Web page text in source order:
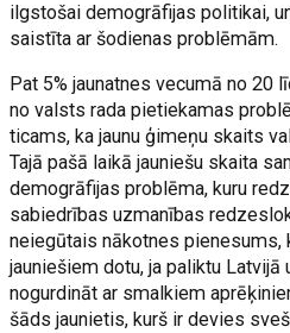
ilgstošai demogrāfijas politikai,
saistīta ar šodienas problēmām.
Pat 5% jaunatnes vecumā no 20
no valsts rada pietiekamas
ticams, ka jaunu ģimeņu skaits
Tajā pašā laikā jauniešu skaita
demogrāfijas problēma, kuru
sabiedrības uzmanības
neiegūtais nākotnes pienesums,
jauniešiem dotu, ja paliktu
nogurdināt ar smalkiem
šāds jaunietis, kurš ir devies